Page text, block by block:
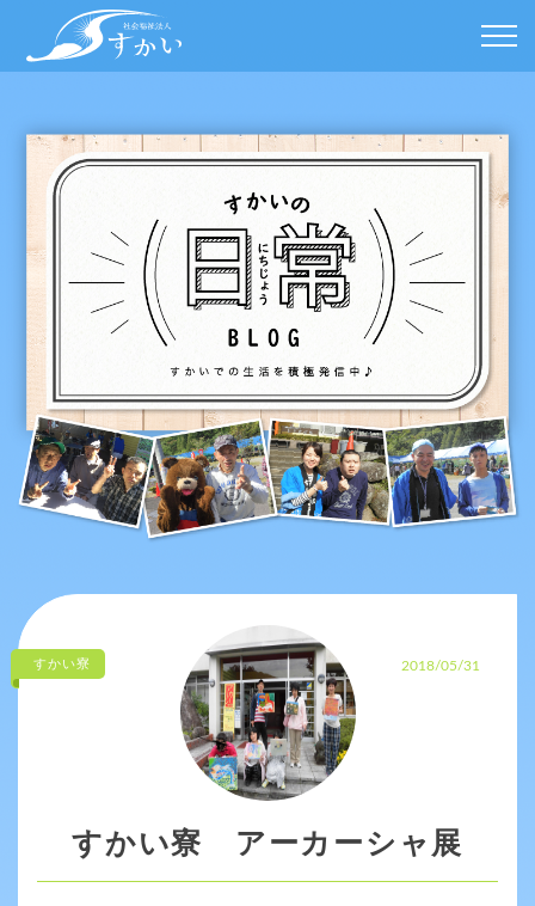
すかい寮 2018/05/31
すかい寮 アーカーシャ展